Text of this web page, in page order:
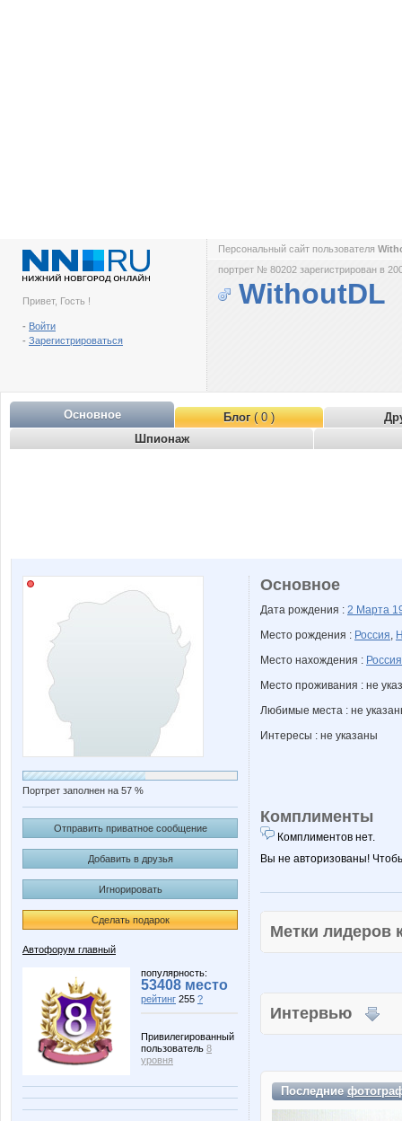
Привет, Гость !
- Войти
- Зарегистрироваться
Персональный сайт пользователя
портрет № 80202 зарегистрирован в
WithoutDL
Основное Блог( 0 )
Шпионаж
Портрет заполнен на 57 %
Отправить приватное сообщение
Добавить в друзья
Игнорировать
Сделать подарок
Автофорум главный
популярность:
53408 место
рейтинг 255 ?
Привилегированный
пользователь 8
уровня
Основное
Дата рождения : 2 Марта
Место рождения : Россия,
Место нахождения : Россия
Место проживания : не
Любимые места : не
Интересы : не указаны
Комплименты
Комплиментов нет.
Вы не авторизованы!
Метки
Интервью
Последние